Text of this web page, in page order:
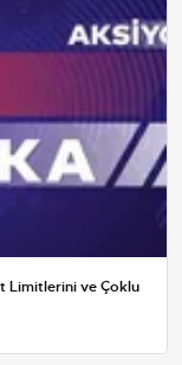
Limitlerini ve Çoklu